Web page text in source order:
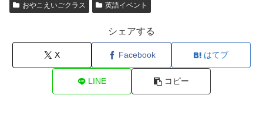
おやこえいごクラス 英語イベント
シェアする
X Facebook はてブ
LINE コピー